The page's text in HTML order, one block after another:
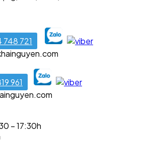
748 721
961
– 17:30h